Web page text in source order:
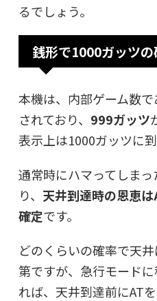
るでしょう。
銭形で1000ガッツ
本機は、内部ゲーム数
されており、 999ガッツ
表示上は1000ガッツに到
通常時にハマってしま
り、 天井到達時の恩恵
確定です。
どのくらいの確率で天
第ですが、急行モード
れば、天井到達前にAT